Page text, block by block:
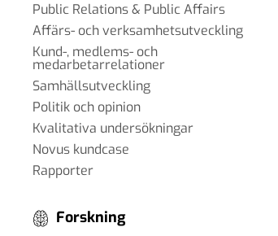
Public Relations & Public Affairs
Affärs- och verksamhetsutveckling
Kund-, medlems- och
medarbetarrelationer
Samhällsutveckling
Politik och opinion
Kvalitativa undersökningar
Novus kundcase
Rapporter
Forskning